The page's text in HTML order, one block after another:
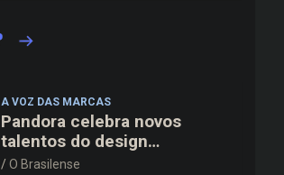
A VOZ DAS MARCAS
Pandora celebra novos
talentos do design
dinamarquês em jantar
O Brasilense